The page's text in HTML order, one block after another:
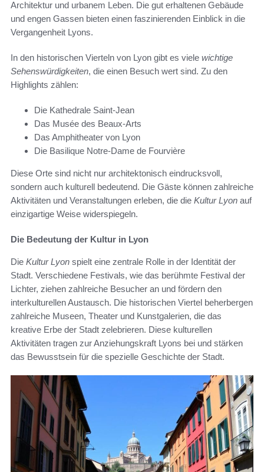
Architektur und urbanem Leben. Die gut erhaltenen Gebäude
und engen Gassen bieten einen faszinierenden Einblick in die
Vergangenheit Lyons.
In den historischen Vierteln von Lyon gibt es viele wichtige
Sehenswürdigkeiten, die einen Besuch wert sind. Zu den
Highlights zählen:
Die Kathedrale Saint-Jean
Das Musée des Beaux-Arts
Das Amphitheater von Lyon
Die Basilique Notre-Dame de Fourvière
Diese Orte sind nicht nur architektonisch eindrucksvoll,
sondern auch kulturell bedeutend. Die Gäste können zahlreiche
Aktivitäten und Veranstaltungen erleben, die die Kultur Lyon auf
einzigartige Weise widerspiegeln.
Die Bedeutung der Kultur in Lyon
Die Kultur Lyon spielt eine zentrale Rolle in der Identität der
Stadt. Verschiedene Festivals, wie das berühmte Festival der
Lichter, ziehen zahlreiche Besucher an und fördern den
interkulturellen Austausch. Die historischen Viertel beherbergen
zahlreiche Museen, Theater und Kunstgalerien, die das
kreative Erbe der Stadt zelebrieren. Diese kulturellen
Aktivitäten tragen zur Anziehungskraft Lyons bei und stärken
das Bewusstsein für die spezielle Geschichte der Stadt.